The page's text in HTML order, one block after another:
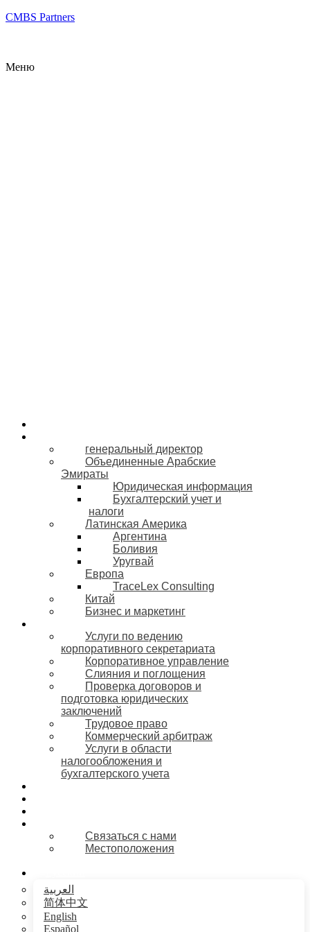
CMBS Partners
Меню
генеральный директор
Объединенные Арабские
Эмираты
Юридическая информация
Бухгалтерский учет и
налоги
Латинская Америка
Аргентина
Боливия
Уругвай
Европа
TraceLex Consulting
Китай
Бизнес и маркетинг
Услуги по ведению
корпоративного секретариата
Корпоративное управление
Слияния и поглощения
Проверка договоров и
подготовка юридических
заключений
Трудовое право
Коммерческий арбитраж
Услуги в области
налогообложения и
бухгалтерского учета
Связаться с нами
Местоположения
العربية
简体中文
English
Español